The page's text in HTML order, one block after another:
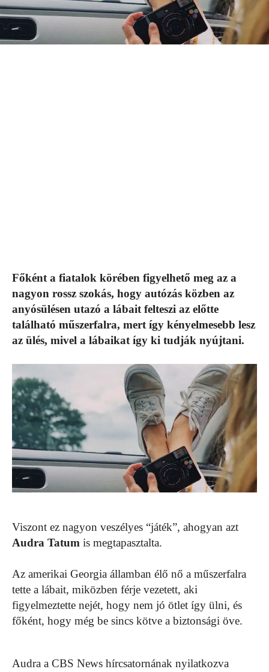
Főként a fiatalok körében figyelhető meg az a
nagyon rossz szokás, hogy autózás közben az
anyósülésen utazó a lábait felteszi az előtte
található műszerfalra, mert így kényelmesebb lesz
az ülés, mivel a lábaikat így ki tudják nyújtani.
Viszont ez nagyon veszélyes “játék”, ahogyan azt
Audra Tatum is megtapasztalta.
Az amerikai Georgia államban élő nő a műszerfalra
tette a lábait, miközben férje vezetett, aki
figyelmeztette nejét, hogy nem jó ötlet így ülni, és
főként, hogy még be sincs kötve a biztonsági öve.
Audra a CBS News hírcsatornának nyilatkozva